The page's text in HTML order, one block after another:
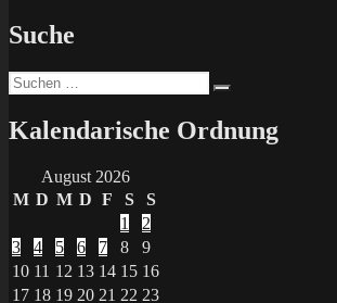
Suche
Suchen
nach:
Kalendarische Ordnung
August 2026
M D M D F S
S
1
2
3
4 5 6 7 8
9
10 11 12 13 14 15 16
17 18 19 20 21 22 23